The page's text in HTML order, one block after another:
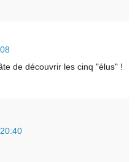
de découvrir les cinq "élus" !